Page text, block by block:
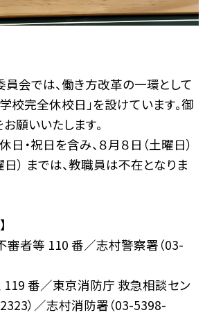
会では、働き方改革の一環として
校完全休校日」を設けています。御
願いいたします。
・祝日を含み、８月８日（土曜日）
日） までは、教職員は不在となりま
審者等 110 番／志村警察署（03-
119 番／東京消防庁 救急相談セン
）／志村消防署（03-5398-